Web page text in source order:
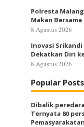
Polresta
Makan
8 Agustus 2026
Inovasi Srikandi
Dekatkan Diri
8 Agustus 2026
Popular Posts
Dibalik
Ternyata 80